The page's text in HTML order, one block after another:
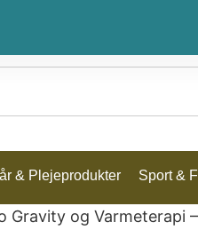
& Plejeprodukter Sport &
Gravity og Varmeterapi